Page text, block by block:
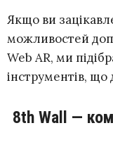
Якщо ви
можливостей
Web AR, ми
інструментів,
8th Wall —